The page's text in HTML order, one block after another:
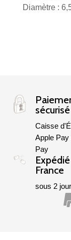
Diamètre :
sécurisé
Caisse
Apple Pay
Pay
France
sous 2